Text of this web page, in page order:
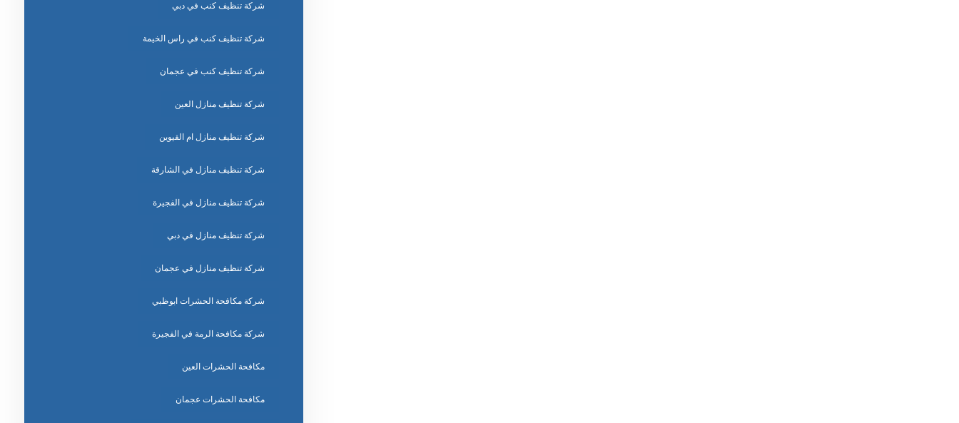
شركة تنظيف كنب في دبي
شركة تنظيف كنب في راس الخيمة
شركة تنظيف كنب في عجمان
شركة تنظيف منازل العين
شركة تنظيف منازل ام القيوين
شركة تنظيف منازل في الشارقة
شركة تنظيف منازل في الفجيرة
شركة تنظيف منازل في دبي
شركة تنظيف منازل في عجمان
شركة مكافحة الحشرات ابوظبي
شركة مكافحة الرمة في الفجيرة
مكافحة الحشرات العين
مكافحة الحشرات عجمان